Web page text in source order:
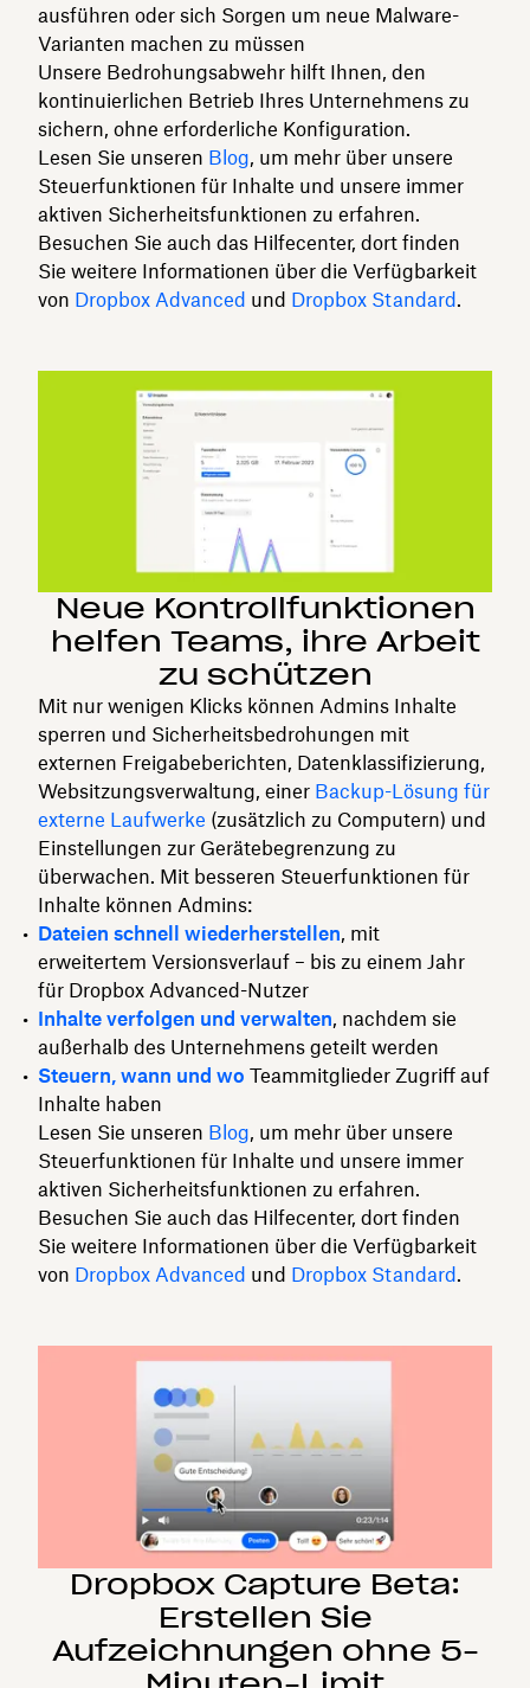
ausführen oder sich Sorgen um neue Malware-
Varianten machen zu müssen
Unsere Bedrohungsabwehr hilft Ihnen, den
kontinuierlichen Betrieb Ihres Unternehmens zu
sichern, ohne erforderliche Konfiguration.
Lesen Sie unseren Blog, um mehr über unsere
Steuerfunktionen für Inhalte und unsere immer
aktiven Sicherheitsfunktionen zu erfahren.
Besuchen Sie auch das Hilfecenter, dort finden
Sie weitere Informationen über die Verfügbarkeit
von Dropbox Advanced und Dropbox Standard.
Neue Kontrollfunktionen
helfen Teams, ihre Arbeit
zu schützen
Mit nur wenigen Klicks können Admins Inhalte
sperren und Sicherheitsbedrohungen mit
externen Freigabeberichten, Datenklassifizierung,
Websitzungsverwaltung, einer Backup-Lösung für
externe Laufwerke (zusätzlich zu Computern) und
Einstellungen zur Gerätebegrenzung zu
überwachen. Mit besseren Steuerfunktionen für
Inhalte können Admins:
Dateien schnell wiederherstellen, mit
erweitertem Versionsverlauf – bis zu einem Jahr
für Dropbox Advanced-Nutzer
Inhalte verfolgen und verwalten, nachdem sie
außerhalb des Unternehmens geteilt werden
Steuern, wann und wo Teammitglieder Zugriff auf
Inhalte haben
Lesen Sie unseren Blog, um mehr über unsere
Steuerfunktionen für Inhalte und unsere immer
aktiven Sicherheitsfunktionen zu erfahren.
Besuchen Sie auch das Hilfecenter, dort finden
Sie weitere Informationen über die Verfügbarkeit
von Dropbox Advanced und Dropbox Standard .
Dropbox Capture Beta:
Erstellen Sie
Aufzeichnungen ohne 5-